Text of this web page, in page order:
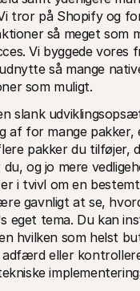
tror på Shopify og
så meget som
Vi byggede vores
så mange
som muligt.
slank
af for mange pakker,
pakker du tilføjer,
og jo mere
i tvivl om en
gavnligt at se,
eget tema. Du kan
hvilken som helst
adfærd eller